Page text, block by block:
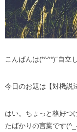
こんばんは(*^^*)“自立
今日のお題は【対機説
はい。ちょっと格好つ
たばかりの言葉です